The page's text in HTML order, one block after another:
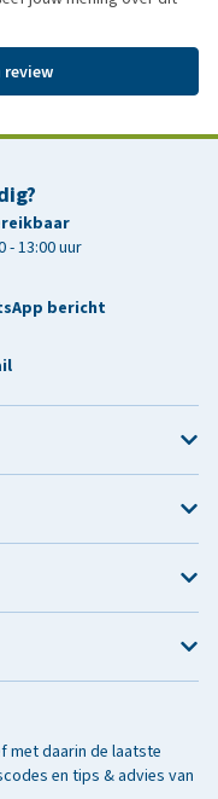
- 13:00 uur
bericht
met daarin de laatste
en tips & advies van